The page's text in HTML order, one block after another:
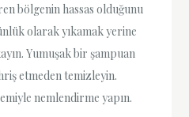
bölgenin hassas olduğunu
olarak yıkamak yerine
Yumuşak bir şampuan
etmeden temizleyin.
nemlendirme yapın.